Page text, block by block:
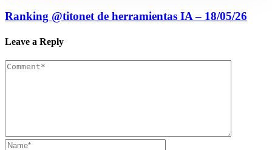
Ranking @titonet de herramientas IA – 18/05/26
Leave a Reply